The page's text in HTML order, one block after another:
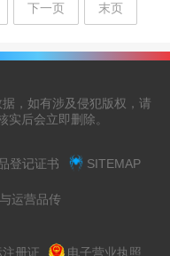
下一页 末页
，如有涉及侵犯版权，请
后会立即删除。
登记证书 SITEMAP
运营品传
注册证 电子营业执照